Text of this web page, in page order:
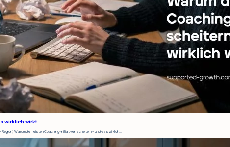
wirklich wirkt
Warum die meisten Coaching-Initiativen scheitern – und was wirklich...